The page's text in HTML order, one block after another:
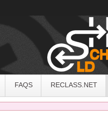
FAQS RECLASS.NET